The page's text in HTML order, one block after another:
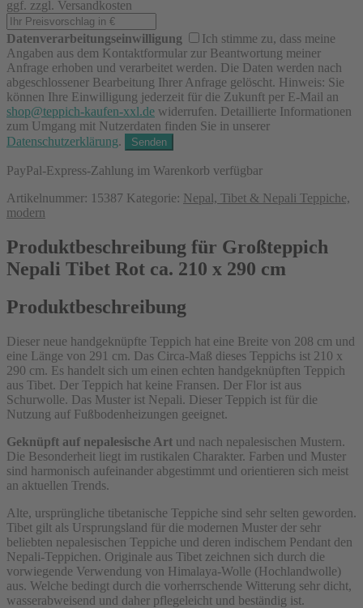
ggf. zzgl. Versandkosten
Datenverarbeitungseinwilligung
Ich stimme zu, dass meine
Angaben aus dem Kontaktformular zur Beantwortung meiner
Anfrage erhoben und verarbeitet werden. Die Daten werden nach
abgeschlossener Bearbeitung Ihrer Anfrage gelöscht. Hinweis: Sie
können Ihre Einwilligung jederzeit für die Zukunft per E-Mail an
shop@teppich-kaufen-xxl.de widerrufen. Detaillierte Informationen
zum Umgang mit Nutzerdaten finden Sie in unserer
Datenschutzerklärung.
PayPal-Express-Zahlung im Warenkorb verfügbar
Artikelnummer: 15387 Kategorie: Nepal, Tibet & Nepali Teppiche,
modern
Produktbeschreibung für Großteppich
Nepali Tibet Rot ca. 210 x 290 cm
Produktbeschreibung
Dieser neue handgeknüpfte Teppich hat eine Breite von 208 cm und
eine Länge von 291 cm. Das Circa-Maß dieses Teppichs ist 210 x
290 cm. Es handelt sich um einen echten handgeknüpften Teppich
aus Tibet. Der Teppich hat keine Fransen. Der Flor ist aus
Schurwolle. Das Muster ist Nepali. Dieser Teppich ist für die
Nutzung auf Fußbodenheizungen geeignet.
Geknüpft auf nepalesische Art und nach nepalesischen Mustern.
Die Besonderheit liegt im rustikalen Charakter. Farben und Muster
sind harmonisch aufeinander abgestimmt und orientieren sich meist
an aktuellen Trends.
Alte, ursprüngliche tibetanische Teppiche sind sehr selten geworden.
Tibet gilt als Ursprungsland für die modernen Muster der sehr
beliebten nepalesischen Teppiche und deren indischem Pendant den
Nepali-Teppichen. Originale aus Tibet zeichnen sich durch die
vorwiegende Verwendung von Himalaya-Wolle (Hochlandwolle)
aus. Welche bedingt durch die vorherrschende Witterung sehr dicht,
wasserabweisend und daher pflegeleicht und beständig ist.